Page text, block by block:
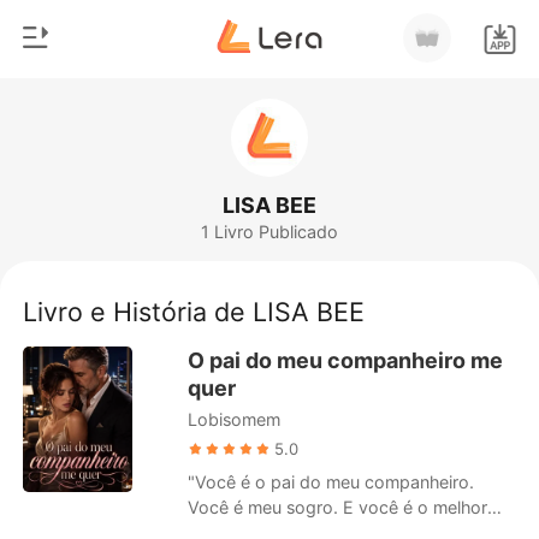
Baixar App
Lobisomem
Romance
Bilionários
Ranking
LISA BEE
1 Livro Publicado
Livro e História de LISA BEE
O pai do meu companheiro me
quer
Lobisomem
5.0
"Você é o pai do meu companheiro.
Você é meu sogro. E você é o melhor